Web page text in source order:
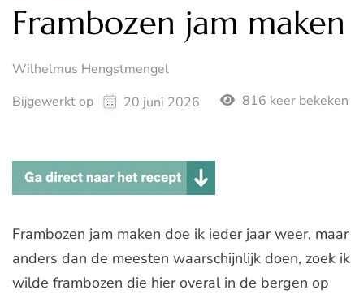
Frambozen jam maken
Wilhelmus Hengstmengel
Bijgewerkt op
20 juni 2026 816 keer bekeken
Frambozen jam maken doe ik ieder jaar weer, maar
anders dan de meesten waarschijnlijk doen, zoek ik
wilde frambozen die hier overal in de bergen op